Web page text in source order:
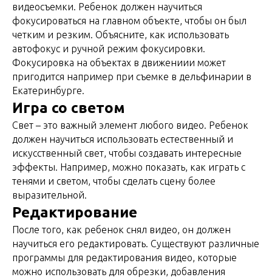
видеосъемки. Ребенок должен научиться
фокусироваться на главном объекте, чтобы он был
четким и резким. Объясните, как использовать
автофокус и ручной режим фокусировки.
Фокусировка на объектах в движениии может
пригодится например при съемке в дельфинарии в
Екатеринбурге.
Игра со светом
Свет – это важный элемент любого видео. Ребенок
должен научиться использовать естественный и
искусственный свет, чтобы создавать интересные
эффекты. Например, можно показать, как играть с
тенями и светом, чтобы сделать сцену более
выразительной.
Редактирование
После того, как ребенок снял видео, он должен
научиться его редактировать. Существуют различные
программы для редактирования видео, которые
можно использовать для обрезки, добавления